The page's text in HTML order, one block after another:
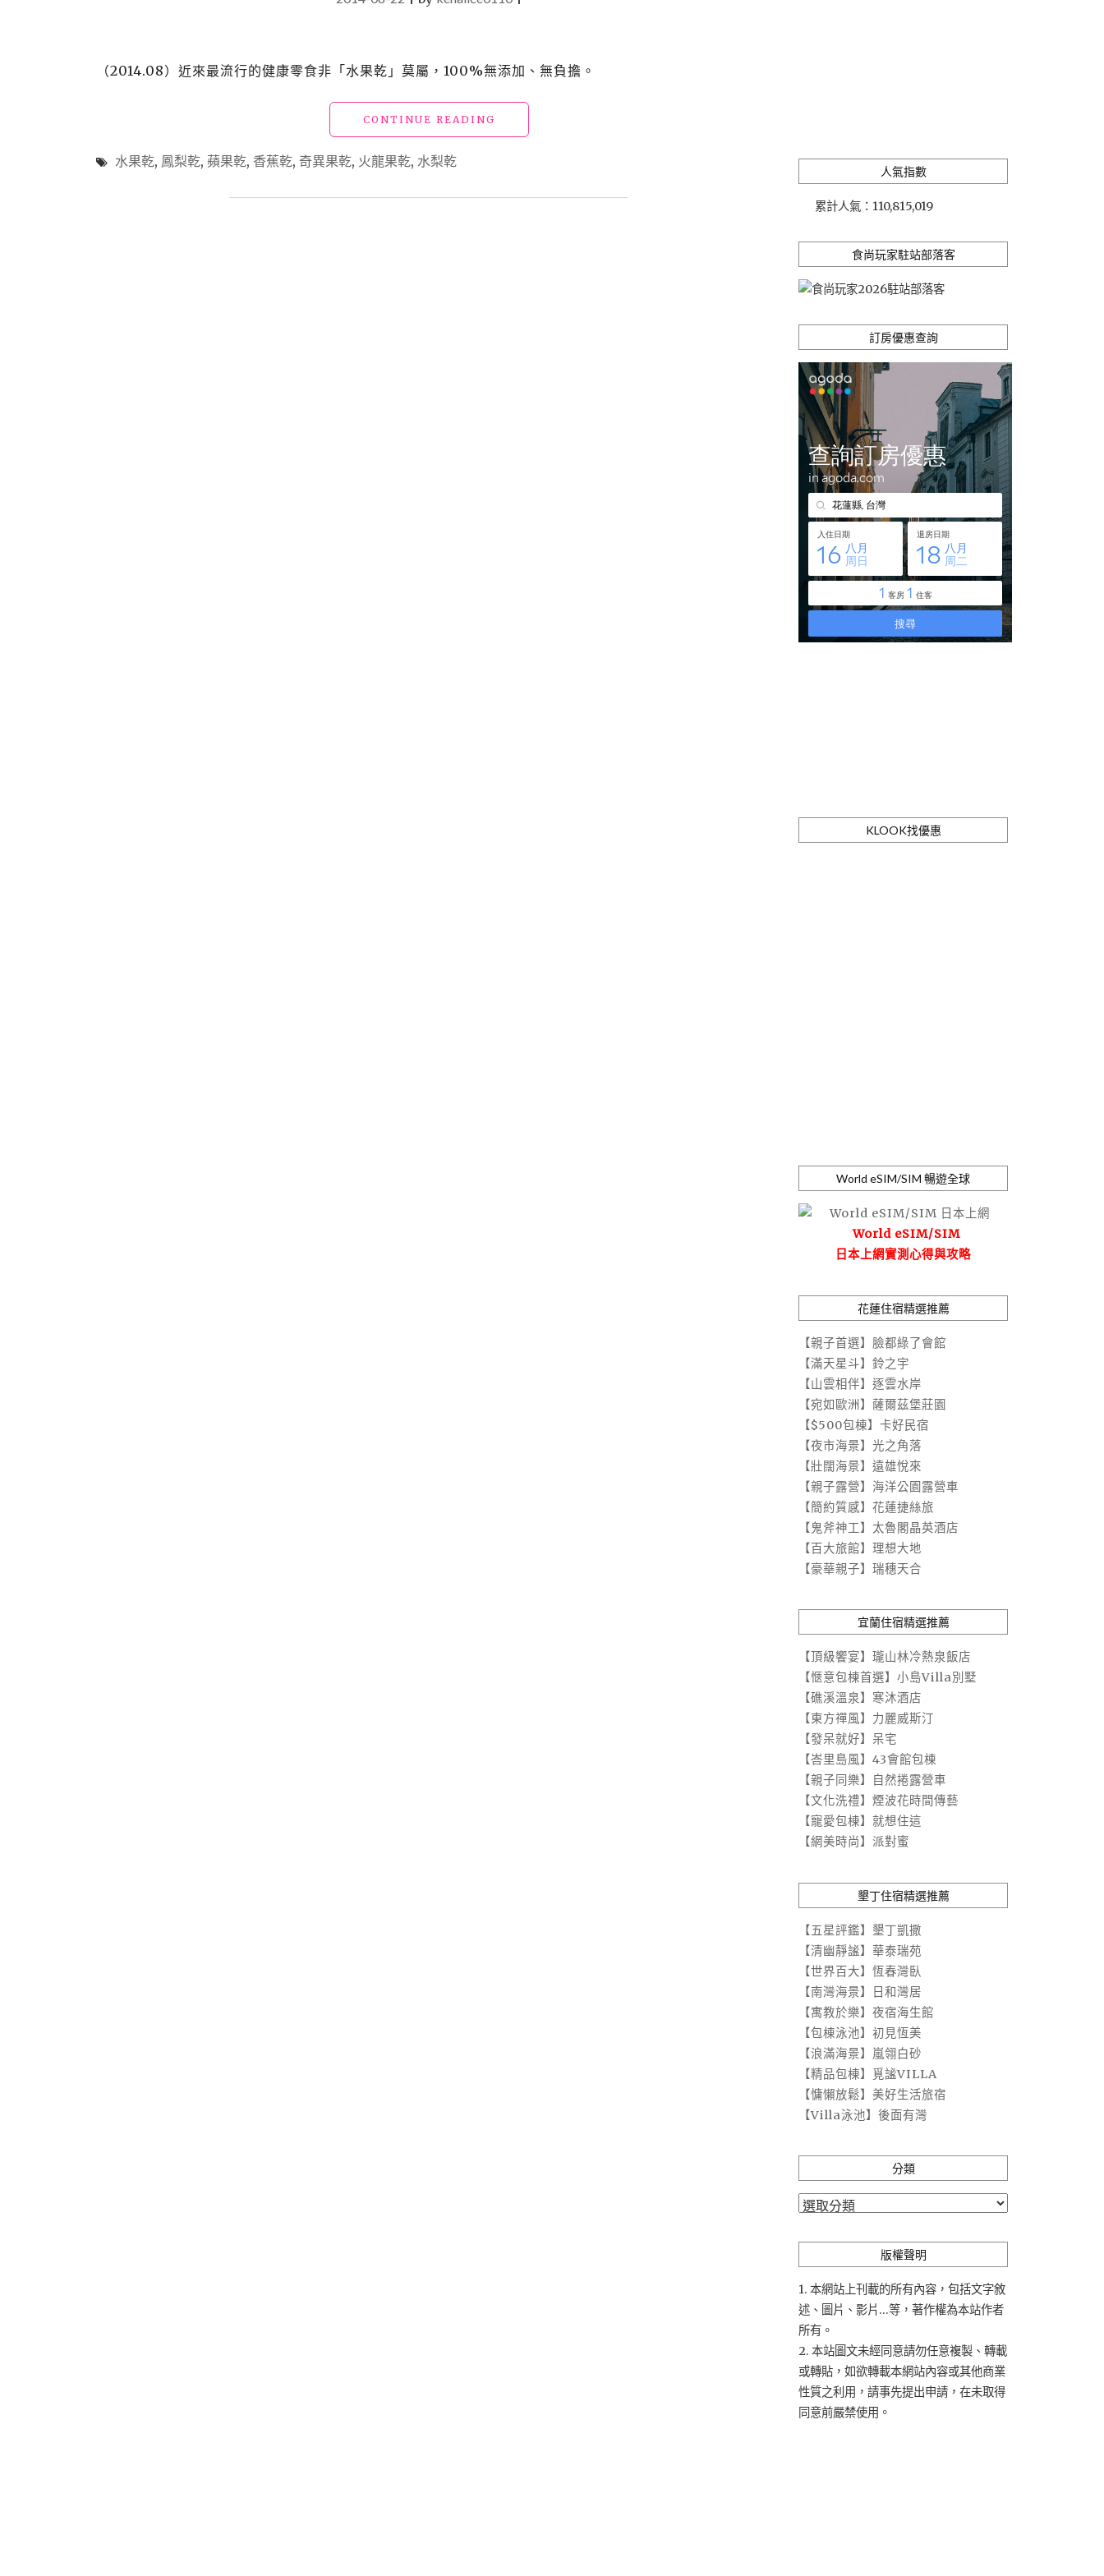
（2014.08）近來最流行的健康零食非「水果乾」莫屬，100%無添加、無負擔。
CONTINUE READING
團
水果乾, 鳳梨乾, 蘋果乾, 香蕉乾, 奇異果乾, 火龍果乾, 水梨乾
人氣指數
累計人氣： 110,815,019
食尚玩家駐站部落客
訂房優惠查詢
KLOOK找優惠
World eSIM/SIM 暢遊全球
World eSIM/SIM
日本上網實測心得與攻略
花蓮住宿精選推薦
【親子首選】臉都綠了會館
【滿天星斗】鈴之宇
【山雲相伴】逐雲水岸
【宛如歐洲】薩爾茲堡莊園
【$500包棟】卡好民宿
【夜市海景】光之角落
【壯闊海景】遠雄悅來
【親子露營】海洋公園露營車
【簡約質感】花蓮捷絲旅
【鬼斧神工】太魯閣晶英酒店
【百大旅館】理想大地
【豪華親子】瑞穗天合
宜蘭住宿精選推薦
【頂級饗宴】瓏山林冷熱泉飯店
【愜意包棟首選】小島Villa別墅
【礁溪溫泉】寒沐酒店
【東方禪風】力麗威斯汀
【發呆就好】呆宅
【峇里島風】43會館包棟
【親子同樂】自然捲露營車
【文化洗禮】煙波花時間傳藝
【寵愛包棟】就想住這
【網美時尚】派對蜜
墾丁住宿精選推薦
【五星評鑑】墾丁凱撒
【清幽靜謐】華泰瑞苑
【世界百大】恆春灣臥
【南灣海景】日和灣居
【寓教於樂】夜宿海生館
【包棟泳池】初見恆美
【浪滿海景】嵐翎白砂
【精品包棟】覓謐VILLA
【慵懶放鬆】美好生活旅宿
【Villa泳池】後面有灣
分類
分
版權聲明
1. 本網站上刊載的所有內容，包括文字敘
述、圖片、影片...等，著作權為本站作者
所有。
2. 本站圖文未經同意請勿任意複製、轉載
或轉貼，如欲轉載本網站內容或其他商業
性質之利用，請事先提出申請，在未取得
同意前嚴禁使用。